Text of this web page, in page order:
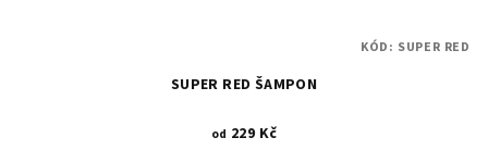
SUPER RED ŠAMPON
od 229 Kč
KÓD: SUPER RED